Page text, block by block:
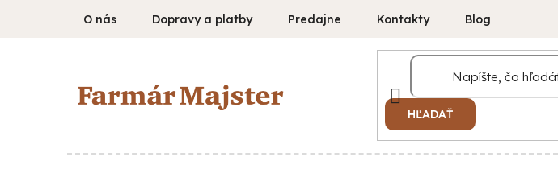
O nás Dopravy a platby Predajne Kontakty Blog
HĽADAŤ